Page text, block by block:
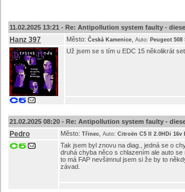
11.02.2025 13:21 - Re: Antipollution system faulty -
Hanz 397 Město: Česká Kamenice Auto: Peugeot 508
Už jsem se s tím u EDC 15 několikrát
21.02.2025 08:20 - Re: Antipollution system faulty -
Pedro Město: Třinec Auto: Citroën C5 II 2.0HDi 16v
Tak jsem byl znovu na diag., jedná se o
druhá chyba něco s chlazením ale auto
to má FAP nevšimnul jsem si že by to
závad.